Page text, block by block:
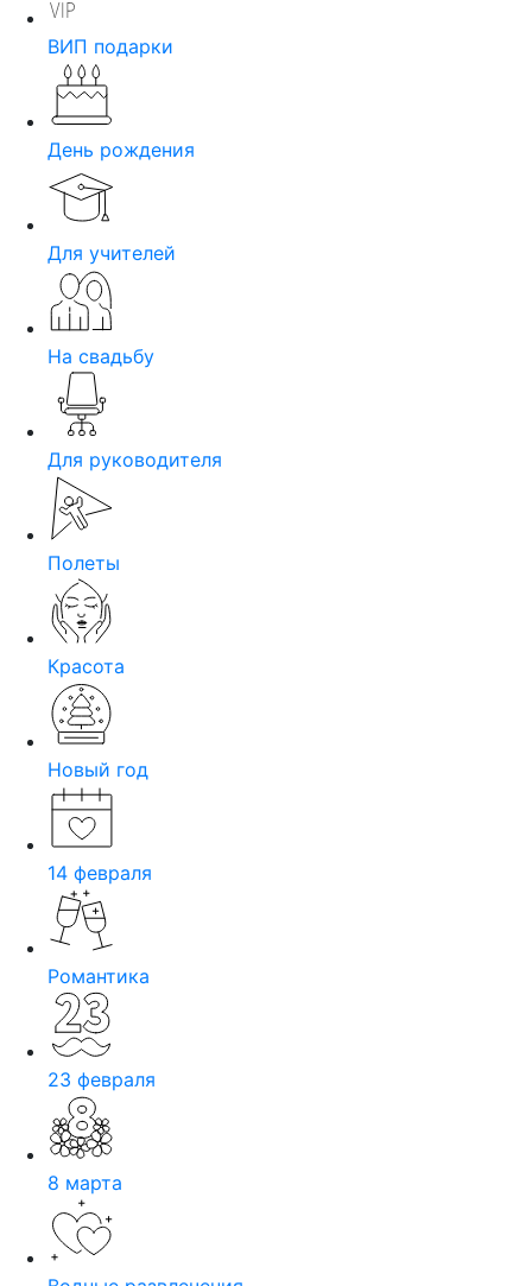
ВИП подарки
День рождения
Для учителей
На свадьбу
Для руководителя
Полеты
Красота
Новый год
14 февраля
Романтика
23 февраля
8 марта